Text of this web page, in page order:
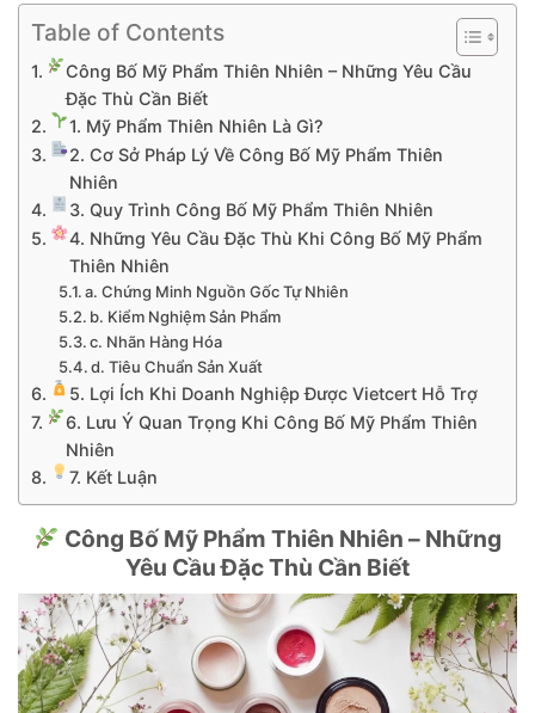
Table of Contents
Công Bố Mỹ Phẩm Thiên Nhiên – Những Yêu Cầu
Đặc Thù Cần Biết
1. Mỹ Phẩm Thiên Nhiên Là Gì?
2. Cơ Sở Pháp Lý Về Công Bố Mỹ Phẩm Thiên
Nhiên
3. Quy Trình Công Bố Mỹ Phẩm Thiên Nhiên
4. Những Yêu Cầu Đặc Thù Khi Công Bố Mỹ Phẩm
Thiên Nhiên
a. Chứng Minh Nguồn Gốc Tự Nhiên
b. Kiểm Nghiệm Sản Phẩm
c. Nhãn Hàng Hóa
d. Tiêu Chuẩn Sản Xuất
5. Lợi Ích Khi Doanh Nghiệp Được Vietcert Hỗ Trợ
6. Lưu Ý Quan Trọng Khi Công Bố Mỹ Phẩm Thiên
Nhiên
7. Kết Luận
Công Bố Mỹ Phẩm Thiên Nhiên – Những
Yêu Cầu Đặc Thù Cần Biết